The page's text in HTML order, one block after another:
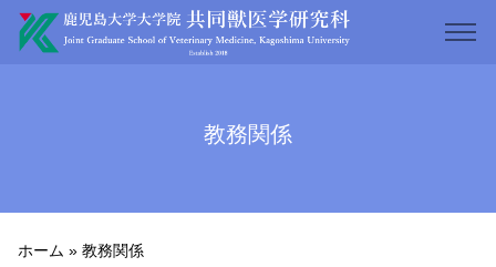
教務関係
ホーム » 教務関係